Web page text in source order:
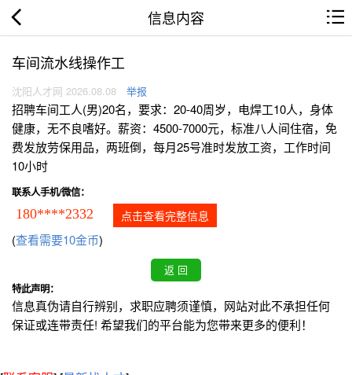
信息内容
车间流水线操作工
沈阳人才网 2026.08.08 举报
招聘车间工人(男)20名，要求：20-40周岁，电焊工10人，身体
健康，无不良嗜好。薪资：4500-7000元，标准八人间住宿，免
费发放劳保用品，两班倒，每月25号准时发放工资，工作时间
10小时
联系人手机/微信：
180****2332 点击查看完整信息
(查看需要10金币)
特此声明：
信息真伪请自行辨别，求职应聘须谨慎，网站对此不承担任何
保证或连带责任! 希望我们的平台能为您带来更多的便利！